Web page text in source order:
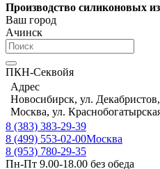
Производство силиконовых
Ваш город
Ачинск
ПКН-Секвойя
Адрес
Новосибирск, ул.
Москва, ул.
8 (383) 383-29-39
8 (499) 553-02-00Москва
8 (953) 780-29-35
Пн-Пт 9.00-18.00 без обеда